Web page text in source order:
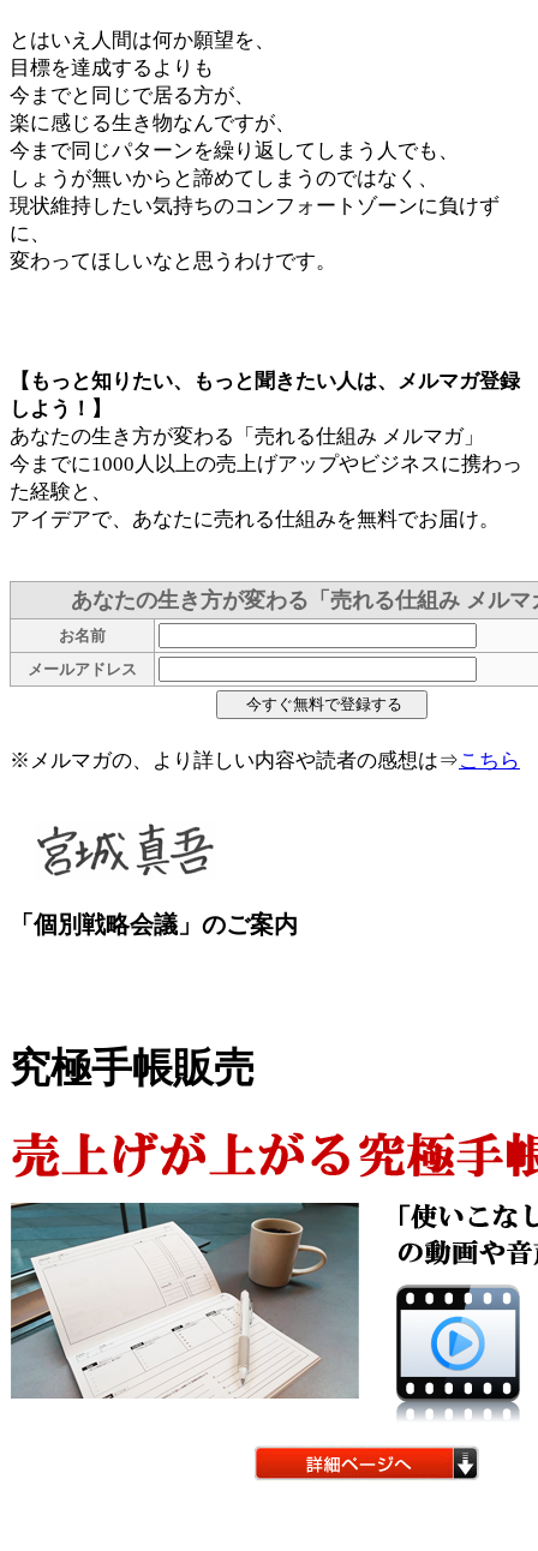
とはいえ人間は何か願望を、
目標を達成するよりも
今までと同じで居る方が、
楽に感じる生き物なんですが、
今まで同じパターンを繰り返してしまう人でも、
しょうが無いからと諦めてしまうのではなく、
現状維持したい気持ちのコンフォートゾーンに負けず
に、
変わってほしいなと思うわけです。
【もっと知りたい、もっと聞きたい人は、メルマガ登録
しよう！】
あなたの生き方が変わる「売れる仕組み メルマガ」
今までに1000人以上の売上げアップやビジネスに携わっ
た経験と、
アイデアで、あなたに売れる仕組みを無料でお届け。
あなたの生き方が変わる「売れる仕組み メルマ
お名前
メールアドレス
※メルマガの、より詳しい内容や読者の感想は⇒こちら
「個別戦略会議」のご案内
究極手帳販売